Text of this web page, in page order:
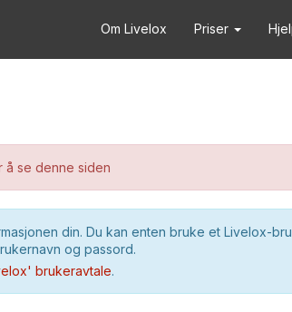
Om Livelox Priser
se denne siden
din. Du kan enten bruke et Livelox-
og passord.
brukeravtale.